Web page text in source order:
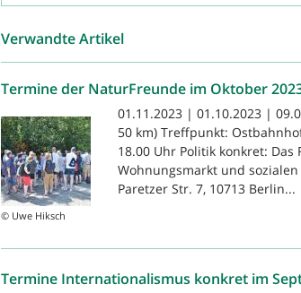
Verwandte Artikel
Termine der NaturFreunde im Oktober
© Uwe Hiksch
01.11.2023 | 01.10.2023 |
50 km) Treffpunkt:
18.00 Uhr Politik konkret:
Wohnungsmarkt und
Paretzer Str. 7, 10713 Berlin...
Termine Internationalismus konkret im